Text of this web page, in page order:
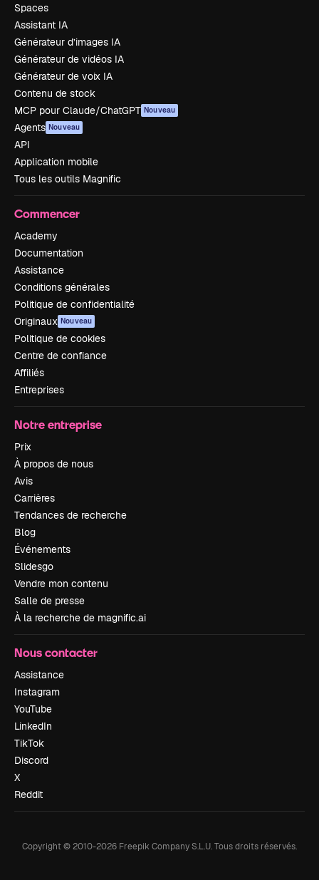
Spaces
Assistant IA
Générateur d’images IA
Générateur de vidéos IA
Générateur de voix IA
Contenu de stock
MCP pour Claude/ChatGPT Nouveau
Agents Nouveau
API
Application mobile
Tous les outils Magnific
Commencer
Academy
Documentation
Assistance
Conditions générales
Politique de confidentialité
Originaux Nouveau
Politique de cookies
Centre de confiance
Affiliés
Entreprises
Notre entreprise
Prix
À propos de nous
Avis
Carrières
Tendances de recherche
Blog
Événements
Slidesgo
Vendre mon contenu
Salle de presse
À la recherche de magnific.ai
Nous contacter
Assistance
Instagram
YouTube
LinkedIn
TikTok
Discord
X
Reddit
Copyright © 2010-2026 Freepik Company S.L.U.Tous droits réservés.